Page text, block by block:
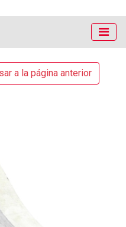
a la página anterior